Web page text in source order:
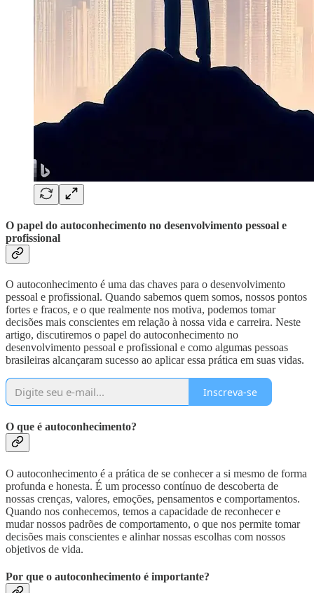
O papel do autoconhecimento no desenvolvimento pessoal e
profissional
O autoconhecimento é uma das chaves para o desenvolvimento
pessoal e profissional. Quando sabemos quem somos, nossos pontos
fortes e fracos, e o que realmente nos motiva, podemos tomar
decisões mais conscientes em relação à nossa vida e carreira. Neste
artigo, discutiremos o papel do autoconhecimento no
desenvolvimento pessoal e profissional e como algumas pessoas
brasileiras alcançaram sucesso ao aplicar essa prática em suas vidas.
Inscreva-se
O que é autoconhecimento?
O autoconhecimento é a prática de se conhecer a si mesmo de forma
profunda e honesta. É um processo contínuo de descoberta de
nossas crenças, valores, emoções, pensamentos e comportamentos.
Quando nos conhecemos, temos a capacidade de reconhecer e
mudar nossos padrões de comportamento, o que nos permite tomar
decisões mais conscientes e alinhar nossas escolhas com nossos
objetivos de vida.
Por que o autoconhecimento é importante?